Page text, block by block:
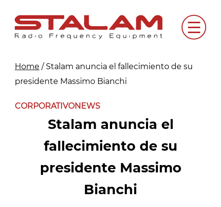
content
Menu
Home / Stalam anuncia el fallecimiento de su
presidente Massimo Bianchi
CORPORATIVONEWS
Stalam anuncia el
fallecimiento de su
presidente Massimo
Bianchi